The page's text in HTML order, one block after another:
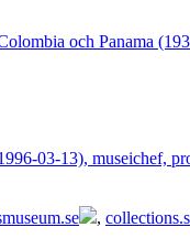
och Panama
03-13), museichef,
,